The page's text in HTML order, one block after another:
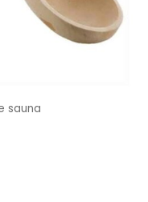
sauna